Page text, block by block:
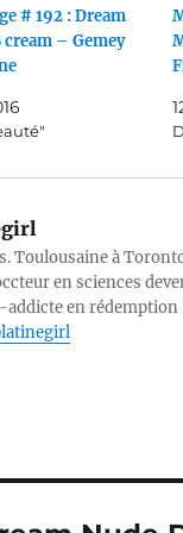
# 192 : Dream
cream – Gemey
Toulousaine à
en sciences
en rédemption